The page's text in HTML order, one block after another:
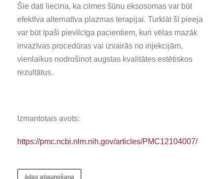
Šie dati liecina, ka cilmes šūnu eksosomas var būt
efektīva alternatīva plazmas terapijai. Turklāt šī pieeja
var būt īpaši pievilcīga pacientiem, kuri vēlas mazāk
invazīvas procedūras vai izvairās no injekcijām,
vienlaikus nodrošinot augstas kvalitātes estētiskos
rezultātus.
Izmantotais avots:
https://pmc.ncbi.nlm.nih.gov/articles/PMC12104007/
ādas atjaunošana